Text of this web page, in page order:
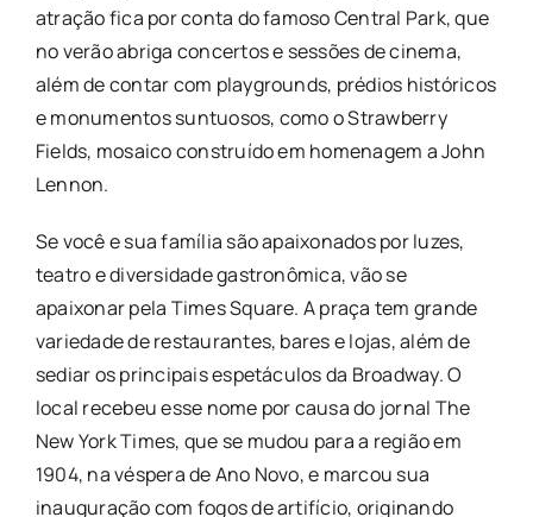
atração fica por conta do famoso Central Park, que
no verão abriga concertos e sessões de cinema,
além de contar com playgrounds, prédios históricos
e monumentos suntuosos, como o Strawberry
Fields, mosaico construído em homenagem a John
Lennon.
Se você e sua família são apaixonados por luzes,
teatro e diversidade gastronômica, vão se
apaixonar pela Times Square. A praça tem grande
variedade de restaurantes, bares e lojas, além de
sediar os principais espetáculos da Broadway. O
local recebeu esse nome por causa do jornal The
New York Times, que se mudou para a região em
1904, na véspera de Ano Novo, e marcou sua
inauguração com fogos de artifício, originando